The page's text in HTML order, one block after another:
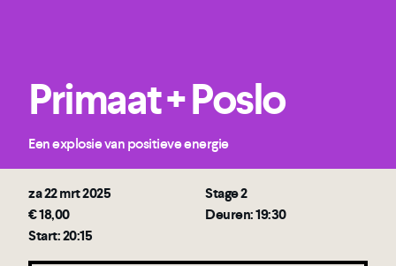
Primaat + Poslo
Een explosie van positieve energie
za 22 mrt 2025
Stage 2
€ 18,00
Deuren: 19:30
Start: 20:15